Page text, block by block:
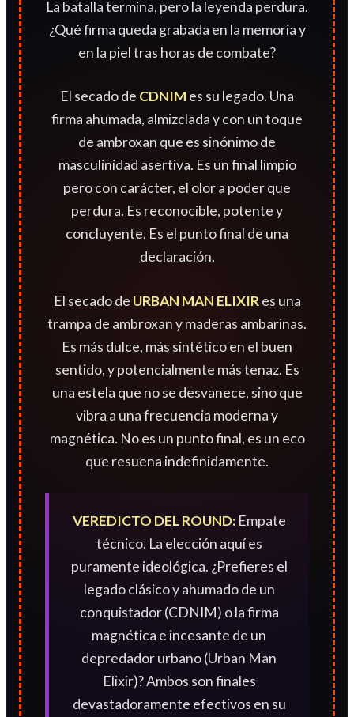
La batalla termina, pero la leyenda perdura.
¿Qué firma queda grabada en la memoria y
en la piel tras horas de combate?
El secado de CDNIM es su legado. Una
firma ahumada, almizclada y con un toque
de ambroxan que es sinónimo de
masculinidad asertiva. Es un final limpio
pero con carácter, el olor a poder que
perdura. Es reconocible, potente y
concluyente. Es el punto final de una
declaración.
El secado de URBAN MAN ELIXIRes una
trampa de ambroxan y maderas ambarinas.
Es más dulce, más sintético en el buen
sentido, y potencialmente más tenaz. Es
una estela que no se desvanece, sino que
vibra a una frecuencia moderna y
magnética. No es un punto final, es un eco
que resuena indefinidamente.
VEREDICTO DEL ROUND:Empate
técnico. La elección aquí es
puramente ideológica. ¿Prefieres el
legado clásico y ahumado de un
conquistador (CDNIM) o la firma
magnética e incesante de un
depredador urbano (Urban Man
Elixir)? Ambos son finales
devastadoramente efectivos en su